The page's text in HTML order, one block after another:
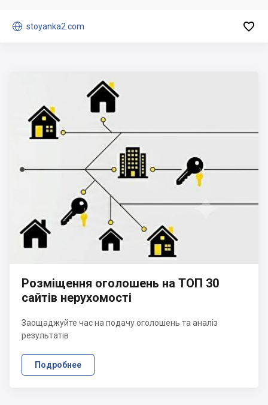
 stoyanka2.com 
Розміщення оголошень на ТОП 30
сайтів нерухомості
Заощаджуйте час на подачу оголошень та аналіз
результатів
Подробнее